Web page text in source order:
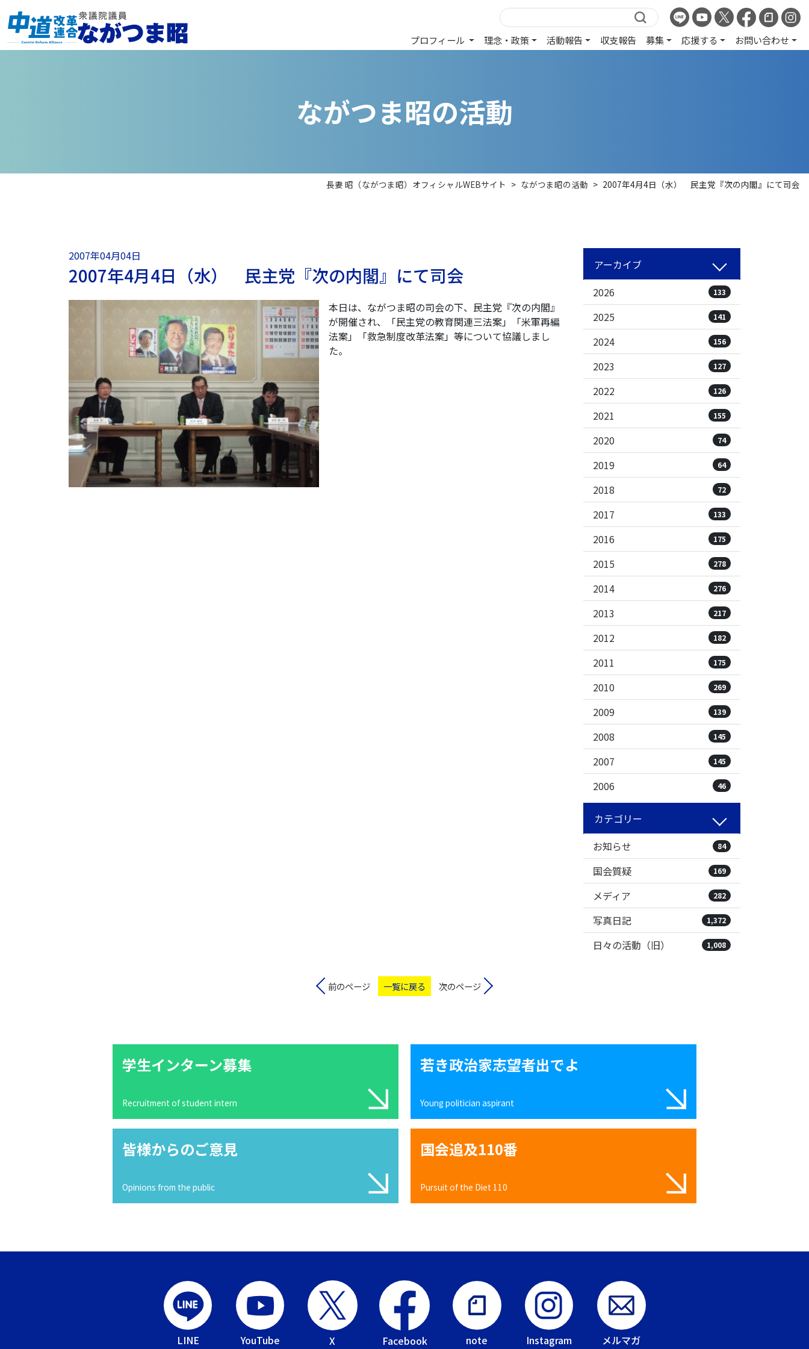
プロフィール 理念・政策 活動報告 収支報告 募集 応援する お問い合わせ
ながつま昭の活動
長妻 昭（ながつま昭）オフィシャルWEBサイト > ながつま昭の活動 > 2007年4月4日（水） 民主党『次の内閣』にて司会
2007年04月04日
2007年4月4日（水） 民主党『次の内閣』にて司会
本日は、ながつま昭の司会の下、民主党『次の内閣』
が開催され、「民主党の教育関連三法案」「米軍再編
法案」「救急制度改革法案」等について協議しまし
た。
アーカイブ
2026
133
2025 141
2024 156
2023 127
2022 126
2021 155
2020 74
2019 64
2018 72
2017 133
2016 175
2015 278
2014 276
2013 217
2012 182
2011 175
2010 269
2009 139
2008 145
2007 145
2006 46
カテゴリー
お知らせ
84
国会質疑 169
メディア 282
写真日記 1,372
日々の活動（旧） 1,008
前のページ 一覧に戻る 次のページ
学生インターン募集
Recruitment of student intern
若き政治家志望者出でよ
Young politician aspirant
皆様からのご意見
Opinions from the public
国会追及110番
Pursuit of the Diet 110
LINE YouTube X Facebook note Instagram メルマガ